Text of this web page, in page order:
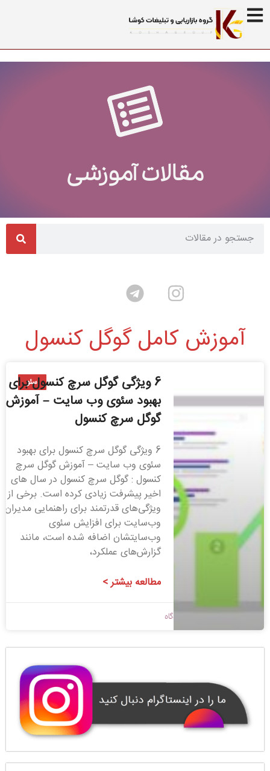
مقالات آموزشی
آموزش کامل گوگل کنسول
سئو
6 ویژگی گوگل سرچ کنسول برای
بهبود سئوی وب سایت – آموزش
گوگل سرچ کنسول
6 ویژگی گوگل سرچ کنسول برای بهبود
سئوی وب سایت – آموزش گوگل سرچ
کنسول : گوگل سرچ کنسول در سال های
اخیر پیشرفت زیادی کرده است. برخی از
ویژگی‌های قدرتمند برای راهنمایی مدیران
وب‌سایت برای افزایش سئوی
وب‌سایتشان اضافه شده است، مانند
گزارش‌های عملکرد،
مطالعه بیشتر >
بدون دیدگاه